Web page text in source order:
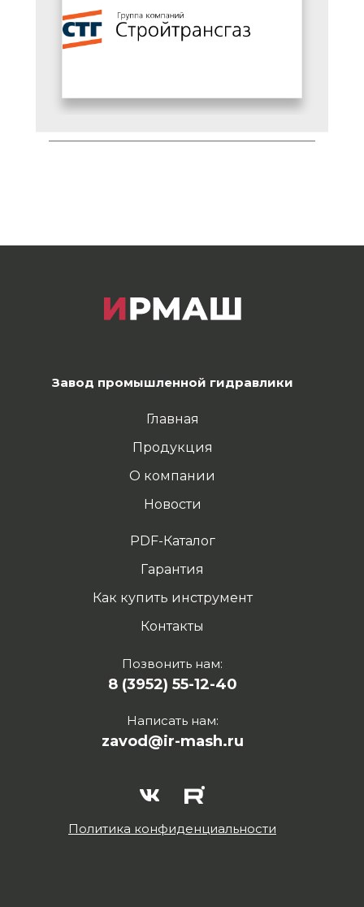
Завод промышленной гидравлики
Главная
Продукция
О компании
Новости
PDF-Каталог
Гарантия
Как купить инструмент
Контакты
Позвонить нам:
8 (3952) 55-12-40
Написать нам:
zavod@ir-mash.ru
Политика конфиденциальности